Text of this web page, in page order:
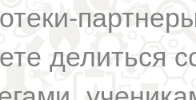
делиться